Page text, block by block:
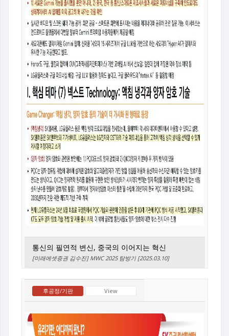
통신의 필연적 변신, 중국의 이어지는 혁신
[미래에셋증권 김수진] MWC 2025 탐방기 [2025.03.10]
후공정/기판 View